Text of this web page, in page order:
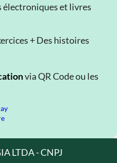
électroniques et livres
+ Des histoires
via QR Code ou les
LTDA - CNPJ